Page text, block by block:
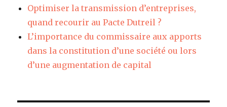
Optimiser la transmission d’entreprises,
quand recourir au Pacte Dutreil ?
L’importance du commissaire aux apports
dans la constitution d’une société ou lors
d’une augmentation de capital